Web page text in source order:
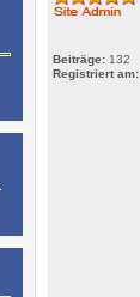
Beiträge: 132
Registriert am: